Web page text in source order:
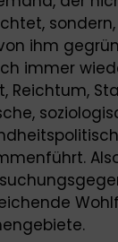
ihm
immer
Reichtum,